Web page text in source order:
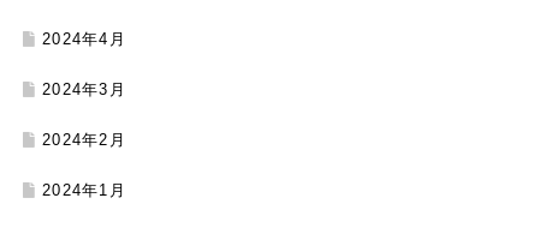
2024年4月
2024年3月
2024年2月
2024年1月